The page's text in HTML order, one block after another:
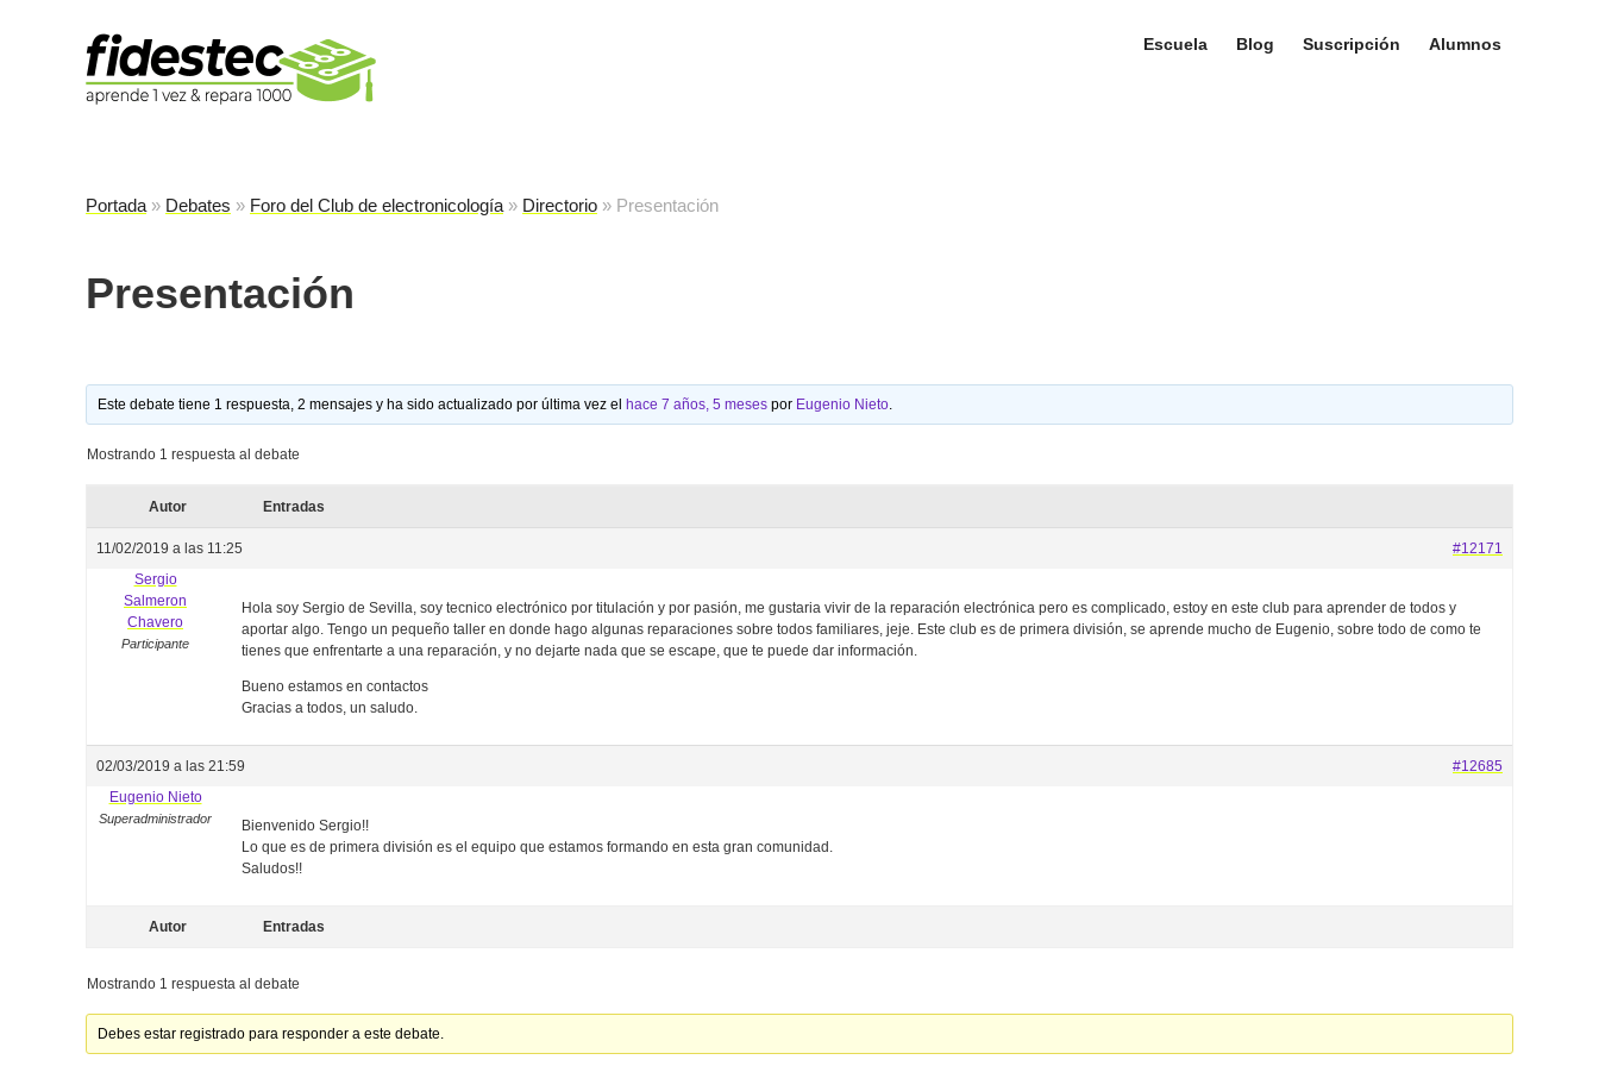
Escuela Blog Suscripción Alumnos
Portada » Debates » Foro del Club de electronicología » Directorio » Presentación
Presentación
Este debate tiene 1 respuesta, 2 mensajes y ha sido actualizado por última vez el hace 7 años, 5 meses por Eugenio Nieto.
Mostrando 1 respuesta al debate
Autor Entradas
11/02/2019 a las 11:25
#12171
Sergio
Salmeron
Chavero
Participante
Hola soy Sergio de Sevilla, soy tecnico electrónico por titulación y por pasión, me gustaria vivir de la reparación electrónica pero es complicado, estoy en este club para aprender de todos y
aportar algo. Tengo un pequeño taller en donde hago algunas reparaciones sobre todos familiares, jeje. Este club es de primera división, se aprende mucho de Eugenio, sobre todo de como te
tienes que enfrentarte a una reparación, y no dejarte nada que se escape, que te puede dar información.
Bueno estamos en contactos
Gracias a todos, un saludo.
02/03/2019 a las 21:59
#12685
Eugenio Nieto
Superadministrador
Bienvenido Sergio!!
Lo que es de primera división es el equipo que estamos formando en esta gran comunidad.
Saludos!!
Autor Entradas
Mostrando 1 respuesta al debate
Debes estar registrado para responder a este debate.